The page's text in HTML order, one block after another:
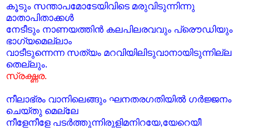
കൂടും സന്താപമോടേയിവിടെ മരുവിടുന്നിന്നു
മാതാപിതാക്കള്‍
നേടീടും നാണയത്തിന്‍ കലപിലരവവും പ്രൌഡിയും
ഭാഗ്യമെല്ലാം
വാടീടുന്നെന്ന സത്യം മറവിയിലിടുവാനായിടുന്നില്ല
തെല്ലും.
സ്രഗ്ദ്ധര.
നീലാഭ്രം വാനിലെങ്ങും ഘനതരഗതിയില്‍ ഗര്‍ജ്ജനം
ചെയ്തു മെല്ലേ
നീളേനീളേ പടര്‍ത്തുന്നിരുളിമനിറയേ,യേറെയീ